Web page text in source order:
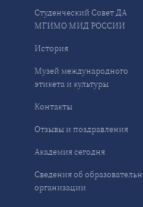
Студенческий Совет ДА
МГИМО МИД РОССИИ
История
Музей международного
этикета и культуры
Контакты
Отзывы и поздравления
Академия сегодня
Сведения об
организации